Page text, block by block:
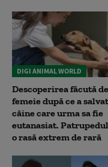
DIGI ANIMAL WORLD
Descoperirea făcută
femeie după ce a
câine care urma sa fie
eutanasiat.
o rasă extrem de rară